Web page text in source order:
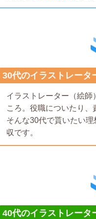
30代のイラストレータ
イラストレーター（絵師
ころ。役職についたり、
そんな30代で貰いたい理
収です。
40代のイラストレータ